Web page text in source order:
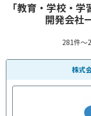
「教育・学校・
開発会社
281件〜
株式